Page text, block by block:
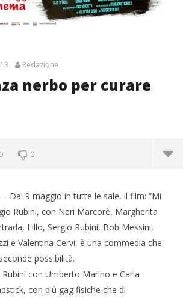
Redazione
nerbo per curare
0 0
Dal 9 maggio in tutte le sale, il film: “Mi
Rubini, con Neri Marcorè, Margherita
Lillo, Sergio Rubini, Bob Messini,
e Valentina Cervi, è una commedia che
possibilità.
con Umberto Marino e Carla
con più gag fisiche che di